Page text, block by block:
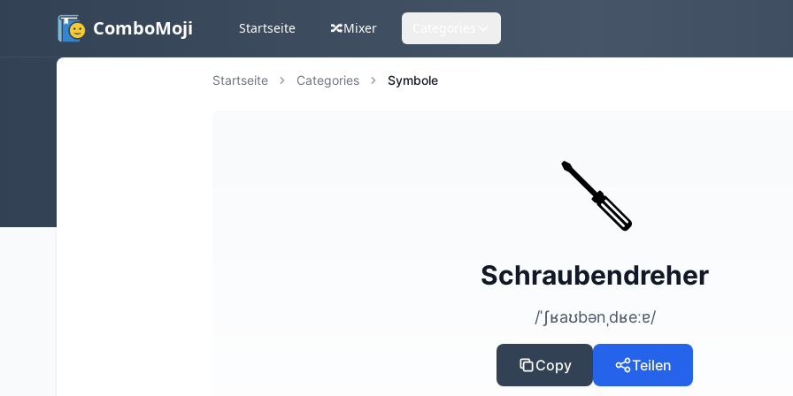
ComboMoji Startseite 🔀Mixer
Startseite Categories Symbole
🪛
Schraubendreher
/ˈʃʁaʊbənˌdʁeːɐ/
Copy Teilen